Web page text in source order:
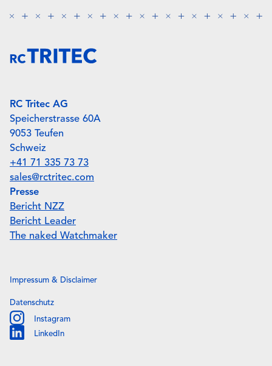
RC Tritec AG
Speicherstrasse 60A
9053 Teufen
Schweiz
+41 71 335 73 73
sales@rctritec.com
Presse
Bericht NZZ
Bericht Leader
The naked Watchmaker
Impressum & Disclaimer
Datenschutz
InstagramInstagram
LinkedinLinkedIn